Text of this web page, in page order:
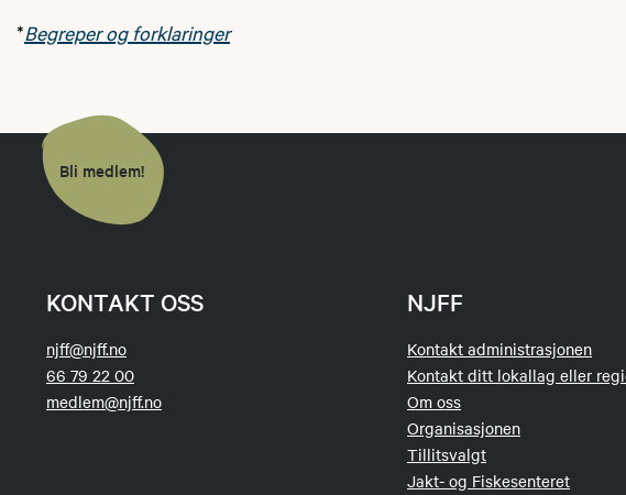
*Begreper og forklaringer
Bli medlem!
KONTAKT OSS
njff@njff.no
66 79 22 00
medlem@njff.no
NJFF
Kontakt administrasjonen
Kontakt ditt lokallag eller
Om oss
Organisasjonen
Tillitsvalgt
Jakt- og Fiskesenteret